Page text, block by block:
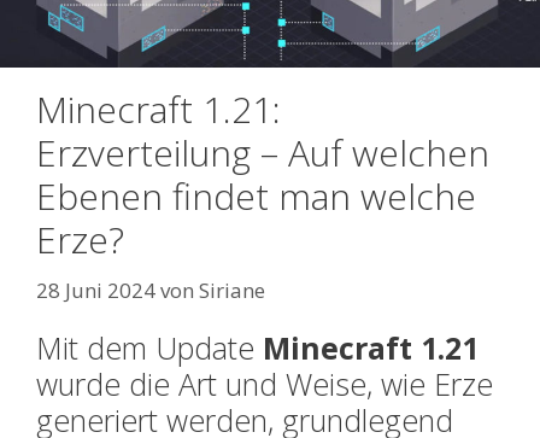
Minecraft 1.21:
Erzverteilung – Auf welchen
Ebenen findet man welche
Erze?
28 Juni 2024von Siriane
Mit dem Update Minecraft 1.21
wurde die Art und Weise, wie Erze
generiert werden, grundlegend